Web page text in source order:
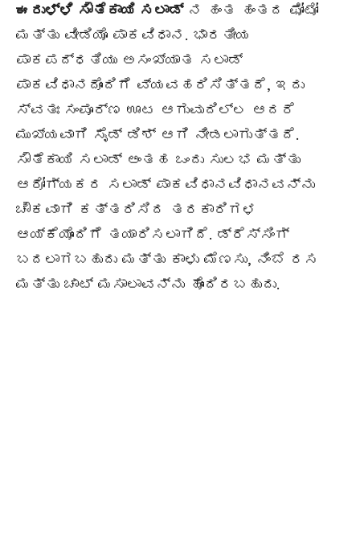
ಈರುಳ್ಳಿ ಸೌತೆಕಾಯಿ ಸಲಾಡ್ನ ಹಂತ ಹಂತದ ಫೋಟೋ
ಮತ್ತು ವೀಡಿಯೊ ಪಾಕವಿಧಾನ. ಭಾರತೀಯ
ಪಾಕಪದ್ಧತಿಯು ಅಸಂಖ್ಯಾತ ಸಲಾಡ್
ಪಾಕವಿಧಾನದೊಂದಿಗೆ ವ್ಯವಹರಿಸಿತ್ತದೆ, ಇದು
ಸ್ವತಃ ಸಂಪೂರ್ಣ ಊಟ ಆಗುವುದಿಲ್ಲ ಆದರೆ
ಮುಖ್ಯವಾಗಿ ಸೈಡ್ ಡಿಶ್ ಆಗಿ ನೀಡಲಾಗುತ್ತದೆ.
ಸೌತೆಕಾಯಿ ಸಲಾಡ್ ಅಂತಹ ಒಂದು ಸುಲಭ ಮತ್ತು
ಆರೋಗ್ಯಕರ ಸಲಾಡ್ ಪಾಕವಿಧಾನವಿಧಾನವನ್ನು
ಚೌಕವಾಗಿ ಕತ್ತರಿಸಿದ ತರಕಾರಿಗಳ
ಆಯ್ಕೆಯೊಂದಿಗೆ ತಯಾರಿಸಲಾಗಿದೆ. ಡ್ರೆಸ್ಸಿಂಗ್
ಬದಲಾಗಬಹುದು ಮತ್ತು ಕಾಳು ಮೆಣಸು, ನಿಂಬೆ ರಸ
ಮತ್ತು ಚಾಟ್ ಮಸಾಲಾವನ್ನು ಹೊಂದಿರಬಹುದು.